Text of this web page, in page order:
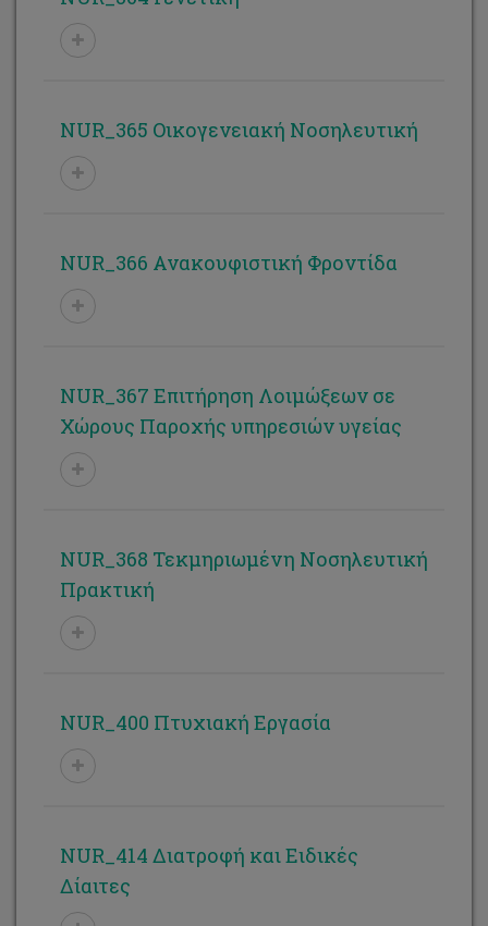
NUR_365 Οικογενειακή Νοσηλευτική
NUR_366 Ανακουφιστική Φροντίδα
NUR_367 Επιτήρηση Λοιμώξεων σε
Χώρους Παροχής υπηρεσιών υγείας
NUR_368 Τεκμηριωμένη Νοσηλευτική
Πρακτική
NUR_400 Πτυχιακή Εργασία
NUR_414 Διατροφή και Ειδικές
Δίαιτες